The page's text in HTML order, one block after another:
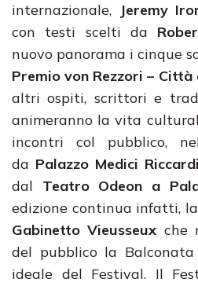
internazionale,
Jeremy
con testi scelti da
nuovo panorama i cinque
Premio von Rezzori – Città
altri ospiti, scrittori e
animeranno la vita
incontri col pubblico,
da Palazzo Medici
dal Teatro Odeon a
edizione continua infatti,
Gabinetto Vieusseux che
del pubblico la Balconata
ideale del Festival. Il